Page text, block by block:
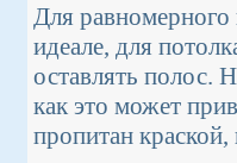
Для
идеале, для
оставлять полос.
как это может
пропитан